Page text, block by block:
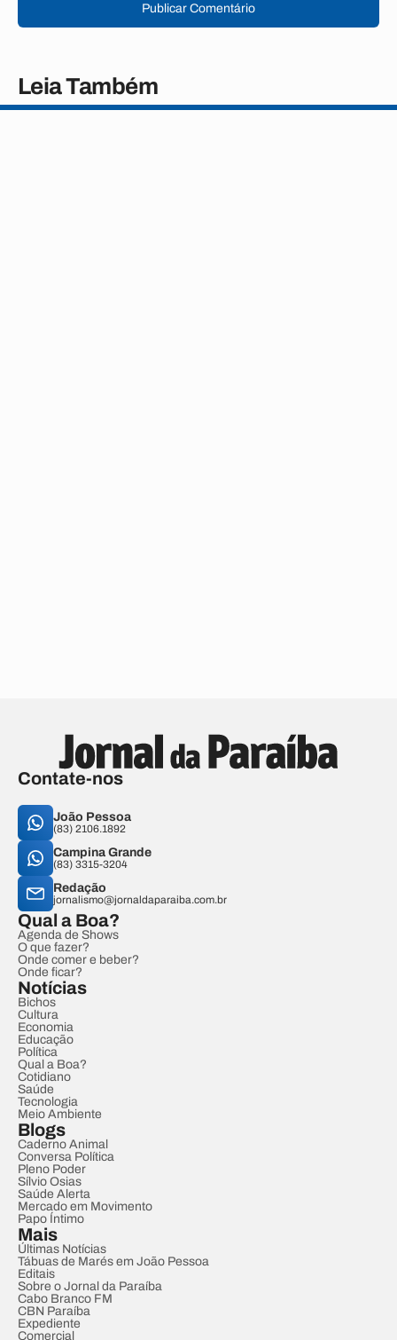
Publicar Comentário
Leia Também
Contate-nos
João Pessoa
(83) 2106.1892
Campina Grande
(83) 3315-3204
Redação
jornalismo@jornaldaparaiba.com.br
Qual a Boa?
Agenda de Shows
O que fazer?
Onde comer e beber?
Onde ficar?
Notícias
Bichos
Cultura
Economia
Educação
Política
Qual a Boa?
Cotidiano
Saúde
Tecnologia
Meio Ambiente
Blogs
Caderno Animal
Conversa Política
Pleno Poder
Sílvio Osias
Saúde Alerta
Mercado em Movimento
Papo Íntimo
Mais
Últimas Notícias
Tábuas de Marés em João Pessoa
Editais
Sobre o Jornal da Paraíba
Cabo Branco FM
CBN Paraíba
Expediente
Comercial